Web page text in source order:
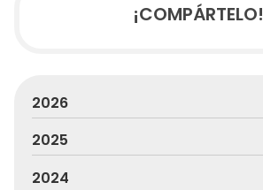
¡COMPÁRTELO!
2026
2025
2024